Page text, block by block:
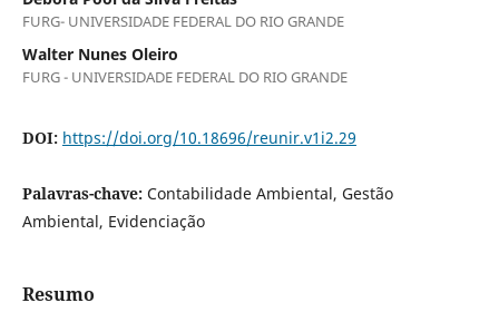
FURG- UNIVERSIDADE FEDERAL DO RIO GRANDE
Walter Nunes Oleiro
FURG - UNIVERSIDADE FEDERAL DO RIO GRANDE
DOI: https://doi.org/10.18696/reunir.v1i2.29
Palavras-chave: Contabilidade Ambiental, Gestão
Ambiental, Evidenciação
Resumo